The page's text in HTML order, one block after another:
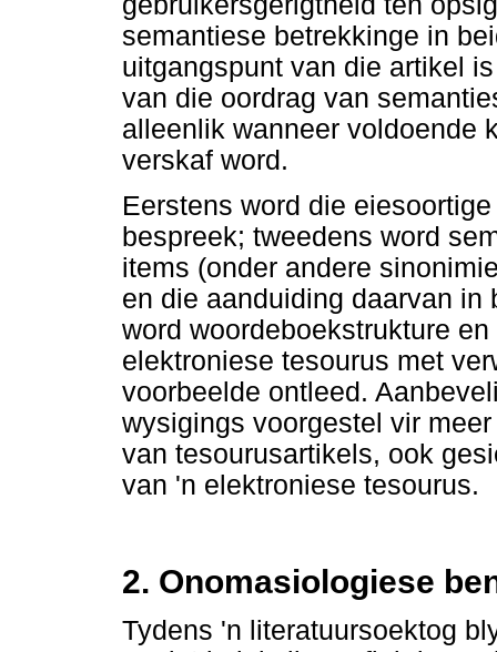
semantiese betrekkinge in
uitgangspunt van die artikel
van die oordrag van
alleenlik wanneer voldoende
verskaf word.
Eerstens word die
bespreek; tweedens word
items (onder andere
en die aanduiding daarvan
word woordeboekstrukture
elektroniese tesourus met
voorbeelde ontleed.
wysigings voorgestel vir
van tesourusartikels, ook
van 'n elektroniese tesourus.
2. Onomasiologiese
Tydens 'n literatuursoektog